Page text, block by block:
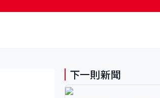
下一則新聞